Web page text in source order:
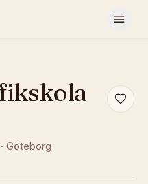
· Göteborg